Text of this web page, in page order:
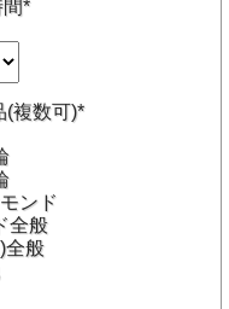
間*
(複数可)*
ンド
全般
全般